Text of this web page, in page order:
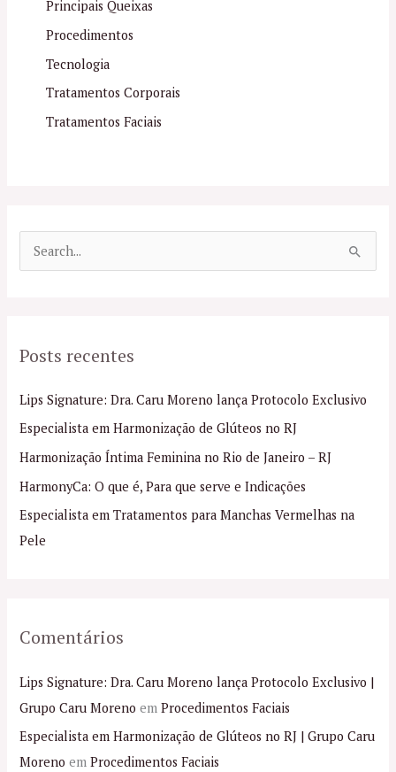
Principais Queixas
Procedimentos
Tecnologia
Tratamentos Corporais
Tratamentos Faciais
u
s
a
r
p
o
r
Posts recentes
Lips Signature: Dra. Caru Moreno lança Protocolo Exclusivo
Especialista em Harmonização de Glúteos no RJ
Harmonização Íntima Feminina no Rio de Janeiro – RJ
HarmonyCa: O que é, Para que serve e Indicações
Especialista em Tratamentos para Manchas Vermelhas na
Pele
Comentários
Lips Signature: Dra. Caru Moreno lança Protocolo Exclusivo |
Grupo Caru Moreno emProcedimentos Faciais
Especialista em Harmonização de Glúteos no RJ | Grupo Caru
Moreno emProcedimentos Faciais